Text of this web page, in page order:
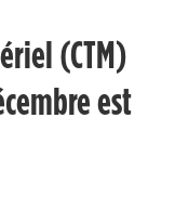
(CTM)
est